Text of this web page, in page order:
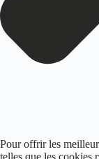
Pour offrir les
telles que les cookies